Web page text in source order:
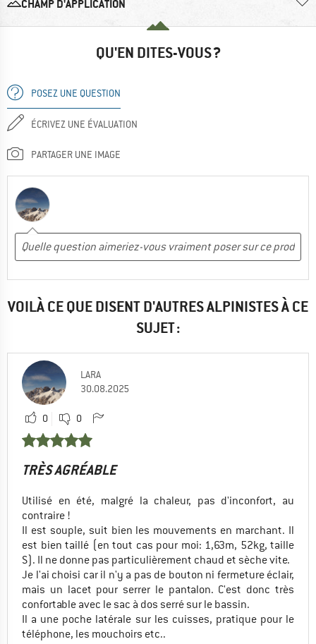
CHAMP D'APPLICATION
QU'EN DITES-VOUS ?
POSEZ UNE QUESTION
ÉCRIVEZ UNE ÉVALUATION
PARTAGER UNE IMAGE
VOILÀ CE QUE DISENT D'AUTRES ALPINISTES À CE
SUJET :
LARA
30.08.2025
0 0
TRÈS AGRÉABLE
Utilisé en été, malgré la chaleur, pas d'inconfort, au
contraire !
Il est souple, suit bien les mouvements en marchant. Il
est bien taillé (en tout cas pour moi: 1,63m, 52kg, taille
S). Il ne donne pas particulièrement chaud et sèche vite.
Je l'ai choisi car il n'y a pas de bouton ni fermeture éclair,
mais un lacet pour serrer le pantalon. C'est donc très
confortable avec le sac à dos serré sur le bassin.
Il a une poche latérale sur les cuisses, pratique pour le
téléphone, les mouchoirs etc..